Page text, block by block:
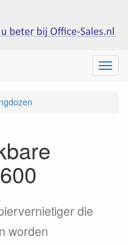
Menu
die
worden